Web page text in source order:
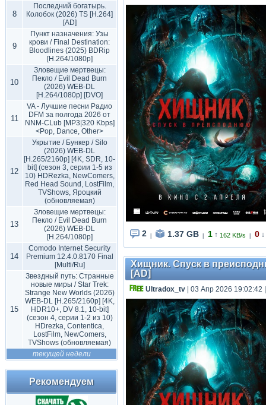
8
Последний богатырь.
Колобок (2026) TS [H.264]
[AD]
9
Пункт назначения: Узы
крови / Final Destination:
Bloodlines (2025) BDRip
[H.264/1080p]
10
Зловещие мертвецы:
Пекло / Evil Dead Burn
(2026) WEB-DL
[H.264/1080p] [DVO]
11
VA - Лучшие песни Радио
DFM за полгода 2026 от
NNM-CLub [MP3|320 Kbps]
<Pop, Dance, Other>
12
Укрытие / Бункер / Silo
(2026) WEB-DL
[H.265/2160p] [4K, SDR, 10-
bit] (сезон 3, серии 1-5 из
10) HDRezka, NewComers,
Red Head Sound, LostFilm,
TVShows, Яроцкий
(обновляемая)
13
Зловещие мертвецы:
Пекло / Evil Dead Burn
(2026) WEB-DL
[H.264/1080p]
14
Comodo Internet Security
Premium 12.4.0.8170 Final
[Multi/Ru]
15
Звездный путь: Странные
новые миры / Star Trek:
Strange New Worlds (2026)
WEB-DL [H.265/2160p] [4K,
HDR10+, DV 8.1, 10-bit]
(сезон 4, серии 1-2 из 10)
HDrezka, Contentica,
LostFilm, NewComers,
TVShows (обновляемая)
текущей недели
Рекомендуем
2 1.37 GB 1 ↑ 162 KB/s 0 ↓
Хищник. Спуск в
[AD]
Ultradox_tv | 03 Апр 2026 19:02:42